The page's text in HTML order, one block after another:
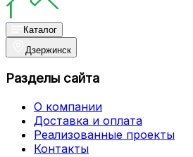
Каталог
Дзержинск
Разделы сайта
О компании
Доставка и оплата
Реализованные проекты
Контакты